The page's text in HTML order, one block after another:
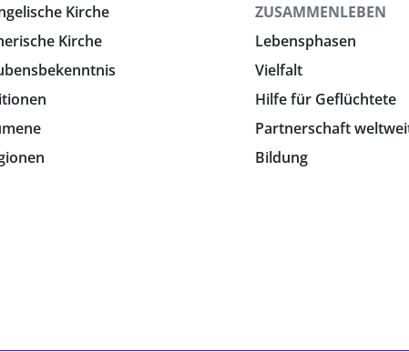
Kirche
Kirche
ZUSAMMENLEBEN
Lebensphasen
Vielfalt
Hilfe für Geflüchtete
Partnerschaft
Bildung